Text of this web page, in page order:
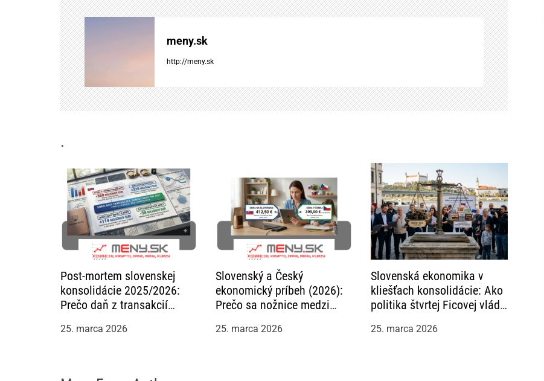
g
á
c
i
v
č
á
n
k
u
meny.sk
http://meny.sk
.
Post-mortem slovenskej
konsolidácie 2025/2026:
Prečo daň z transakcií
limitov?
25. marca 2026
Slovenský a Český
ekonomický príbeh (2026):
Prečo sa nožnice medzi
25. marca 2026
Slovenská ekonomika v
kliešťach konsolidácie: Ako
politika štvrtej Ficovej vlády
25. marca 2026